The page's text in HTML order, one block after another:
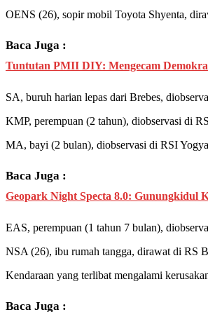
OENS (26), sopir mobil Toyota Shyenta,
Baca Juga :
Tuntutan PMII DIY: Mengecam
SA, buruh harian lepas dari Brebes,
KMP, perempuan (2 tahun), diobservasi di
MA, bayi (2 bulan), diobservasi di RSI
Baca Juga :
Geopark Night Specta 8.0: Gunungkidul
EAS, perempuan (1 tahun 7 bulan),
NSA (26), ibu rumah tangga, dirawat di RS
Kendaraan yang terlibat mengalami
Baca Juga :